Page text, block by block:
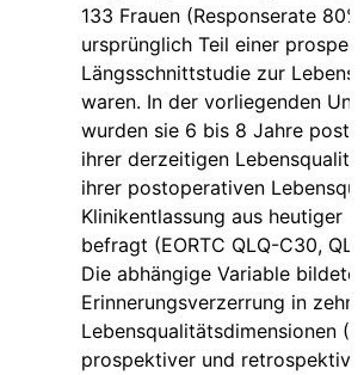
133 Frauen (Responserate
ursprünglich Teil einer
Längsschnittstudie zur
waren. In der vorliegenden
wurden sie 6 bis 8 Jahre
ihrer derzeitigen
ihrer postoperativen
Klinikentlassung aus heutiger
befragt (EORTC QLQ-C30,
Die abhängige Variable bildete
Erinnerungsverzerrung in zehn
Lebensqualitätsdimensionen
prospektiver und